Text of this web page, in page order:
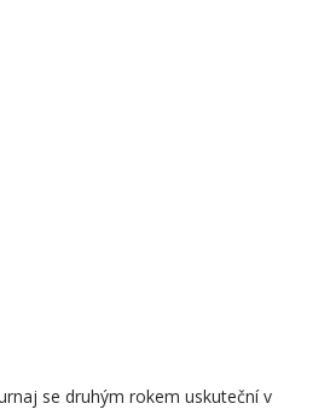
se druhým rokem uskuteční v